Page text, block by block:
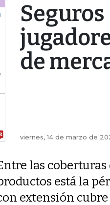
de
viernes, 14 de marzo de
las coberturas
está la
extensión